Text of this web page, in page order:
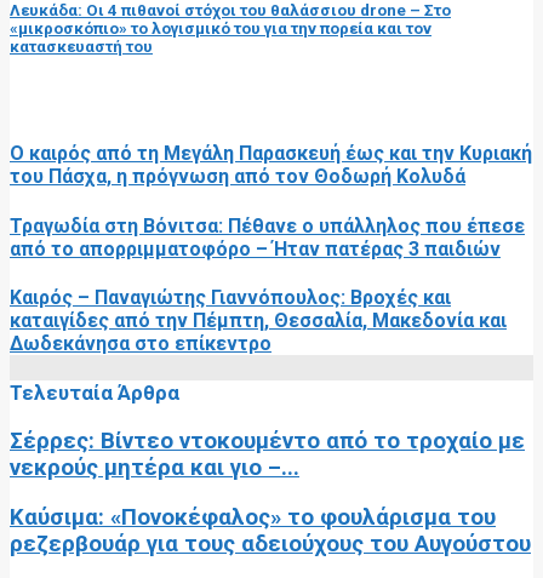
Λευκάδα: Οι 4 πιθανοί στόχοι του θαλάσσιου drone – Στο
«μικροσκόπιο» το λογισμικό του για την πορεία και τον
κατασκευαστή του
Ο καιρός από τη Μεγάλη Παρασκευή έως και την Κυριακή
του Πάσχα, η πρόγνωση από τον Θοδωρή Κολυδά
Τραγωδία στη Βόνιτσα: Πέθανε ο υπάλληλος που έπεσε
από το απορριμματοφόρο – Ήταν πατέρας 3 παιδιών
Καιρός – Παναγιώτης Γιαννόπουλος: Βροχές και
καταιγίδες από την Πέμπτη, Θεσσαλία, Μακεδονία και
Δωδεκάνησα στο επίκεντρο
Τελευταία Άρθρα
Σέρρες: Βίντεο ντοκουμέντο από το τροχαίο με
νεκρούς μητέρα και γιο –...
Καύσιμα: «Πονοκέφαλος» το φουλάρισμα του
ρεζερβουάρ για τους αδειούχους του Αυγούστου